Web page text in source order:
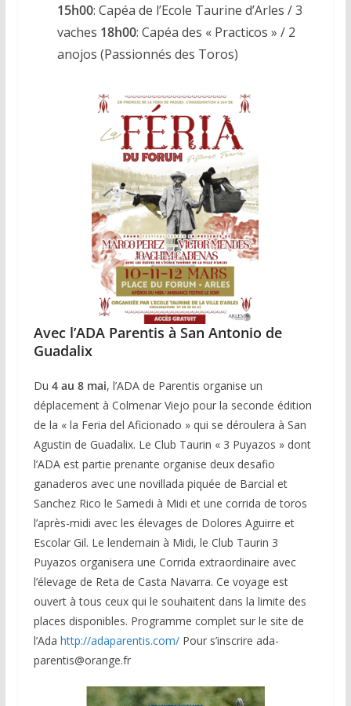
15h00: Capéa de l’Ecole Taurine d’Arles / 3
vaches 18h00: Capéa des « Practicos » / 2
anojos (Passionnés des Toros)
Avec l’ADA Parentis à San Antonio de
Guadalix
Du 4 au 8 mai, l’ADA de Parentis organise un
déplacement à Colmenar Viejo pour la seconde édition
de la « la Feria del Aficionado » qui se déroulera à San
Agustin de Guadalix. Le Club Taurin « 3 Puyazos » dont
l’ADA est partie prenante organise deux desafio
ganaderos avec une novillada piquée de Barcial et
Sanchez Rico le Samedi à Midi et une corrida de toros
l’après-midi avec les élevages de Dolores Aguirre et
Escolar Gil. Le lendemain à Midi, le Club Taurin 3
Puyazos organisera une Corrida extraordinaire avec
l’élevage de Reta de Casta Navarra. Ce voyage est
ouvert à tous ceux qui le souhaitent dans la limite des
places disponibles. Programme complet sur le site de
l’Ada http://adaparentis.com/Pour s’inscrire ada-
parentis@orange.fr